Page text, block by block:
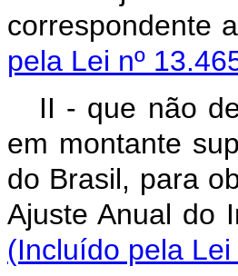
pela Lei nº
II - que não
em montante
do Brasil, para
Ajuste
(Incluído pela